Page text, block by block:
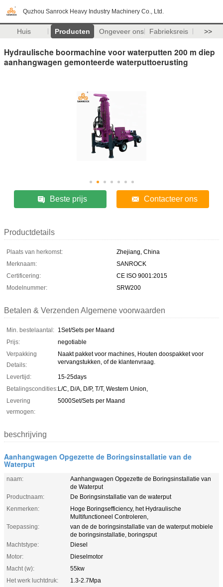
Quzhou Sanrock Heavy Industry Machinery Co., Ltd.
Huis Producten Ongeveer ons Fabrieksreis >>
Hydraulische boormachine voor waterputten 200 m diep
aanhangwagen gemonteerde waterputtoerusting
Beste prijs Contacteer ons
Productdetails
Plaats van herkomst:
Zhejiang, China
Merknaam:
SANROCK
Certificering:
CE ISO 9001:2015
Modelnummer:
SRW200
Betalen & Verzenden Algemene voorwaarden
Min. bestelaantal: 1Set/Sets per Maand
Prijs:
negotiable
Verpakking
Details:
Naakt pakket voor machines, Houten doospakket voor
vervangstukken, of de klantenvraag.
Levertijd:
15-25days
Betalingscondities:L/C, D/A, D/P, T/T, Western Union,
Levering
vermogen:
5000Set/Sets per Maand
beschrijving
Aanhangwagen Opgezette de Boringsinstallatie van de
Waterput
naam:
Aanhangwagen Opgezette de Boringsinstallatie van
de Waterput
Productnaam:
De Boringsinstallatie van de waterput
Kenmerken:
Hoge Boringsefficiency, het Hydraulische
Multifunctioneel Controleren,
Toepassing:
van de de boringsinstallatie van de waterput mobiele
de boringsinstallatie, boringsput
Machtstype:
Diesel
Motor:
Dieselmotor
Macht (w):
55kw
Het werk luchtdruk:
1.3-2.7Mpa